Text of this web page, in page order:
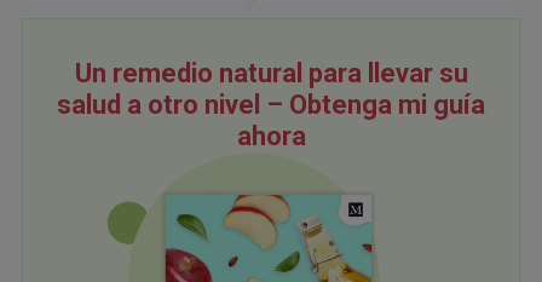
Un remedio natural para llevar su
salud a otro nivel – Obtenga mi guía
ahora